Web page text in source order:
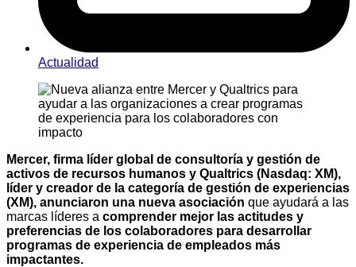
Actualidad
Mercer, firma líder global de consultoría y gestión de
activos de recursos humanos y Qualtrics (Nasdaq: XM),
líder y creador de la categoría de gestión de experiencias
(XM), anunciaron una nueva asociación que ayudará a las
marcas líderes a comprender mejor las actitudes y
preferencias de los colaboradores para desarrollar
programas de experiencia de empleados más
impactantes.